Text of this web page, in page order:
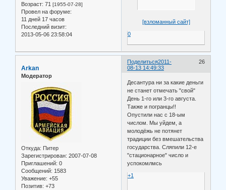
Возраст: 71 [1955-07-28]
Провел на форуме:
11 дней 17 часов
Последний визит:
2013-05-06 23:58:04
[взломанный сайт]
0
Поделиться 26
2011-
08-13 14:49:33
Arkan
Модератор
Откуда: Питер
Зарегистрирован: 2007-07-08
Приглашений: 0
Сообщений: 1583
Уважение: +55
Позитив: +73
Десантура ни за какие деньги
не станет отмечать "свой"
День 1-го или 3-го августа.
Также и погранцы!!
Опустили нас с 18-ым
числом. Мы уйдем, а
молодёжь не потянет
традиции без вмешательства
государства. Сляпили 12-е
"стационарное" число и
успокомлмсь
+1